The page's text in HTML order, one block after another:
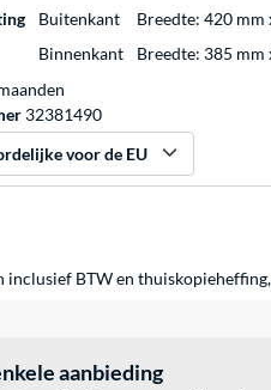
Buitenkant
Breedte: 420
Binnenkant
Breedte: 385
32381490
voor de EU
inclusief BTW en
aanbieding